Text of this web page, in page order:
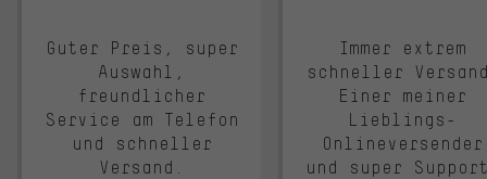
Guter Preis, super
Auswahl,
freundlicher
Service am Telefon
und schneller
Versand.
Immer extrem
schneller
Einer meiner
Lieblings-
Onlineversender
und super